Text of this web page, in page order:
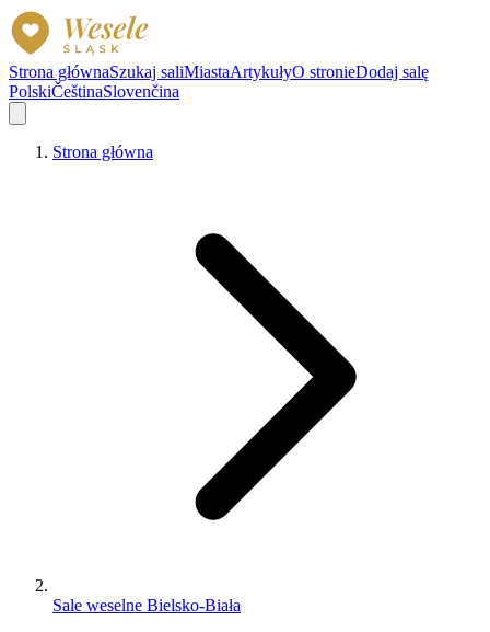
Strona głównaSzukaj saliMiastaArtykułyO stronieDodaj salę
PolskiČeštinaSlovenčina
Strona główna
Sale weselne Bielsko-Biała